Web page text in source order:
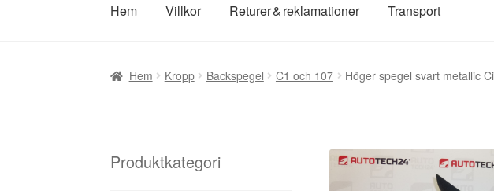
Hem Villkor Returer & reklamationer Transport
Hem Kropp Backspegel C1 och 107 Höger spegel svart metallic
Produktkategori